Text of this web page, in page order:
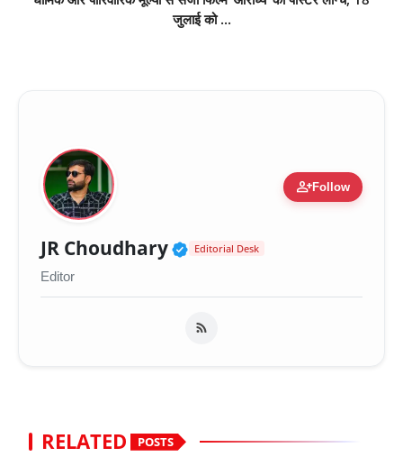
जुलाई को ...
person_addFollow
JR Choudhary Verified Public Figure
Editorial Desk
Editor
RELATED POSTS